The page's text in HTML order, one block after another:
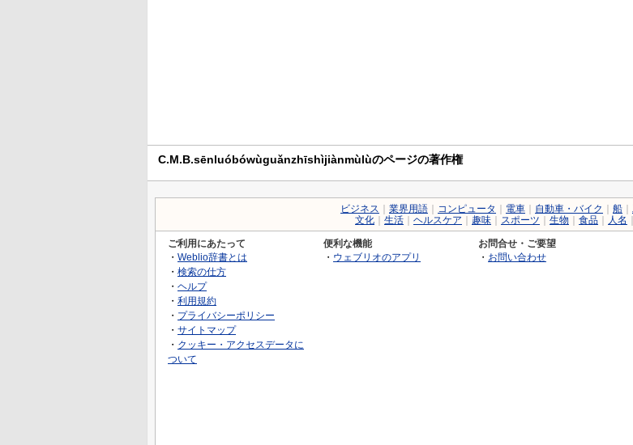
C.M.B.sēnluóbówùguǎnzhīshìjiànmùlùのページの著作権
ビジネス 業界用語 コンピュータ 電車 自動車・バイク 船
文化
生活 ヘルスケア 趣味 スポーツ 生物 食品 人名
ご利用にあたって
・ Weblio辞書とは
・ 検索の仕方
・ ヘルプ
・ 利用規約
・ プライバシーポリシー
・ サイトマップ
・ クッキー・アクセスデータに
ついて
便利な機能
・ ウェブリオのアプリ
お問合せ・ご要望
・ お問い合わせ